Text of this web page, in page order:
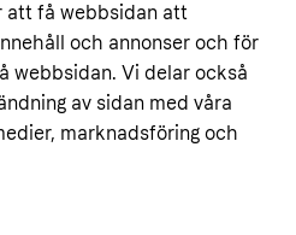
att få webbsidan att
och annonser och för
webbsidan. Vi delar också
av sidan med våra
marknadsföring och